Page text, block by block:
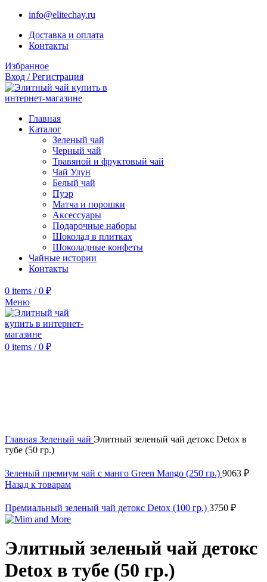
info@elitechay.ru
Доставка и оплата
Контакты
Избранное
Вход / Регистрация
Главная
Каталог
Зеленый чай
Черный чай
Травяной и фруктовый чай
Чай Улун
Белый чай
Пуэр
Матча и порошки
Аксессуары
Подарочные наборы
Шоколад в плитках
Шоколадные конфеты
Чайные истории
Контакты
0 items / 0 ₽
Меню
0 items / 0 ₽
Главная Зеленый чай Элитный зеленый чай детокс Detox в
тубе (50 гр.)
Зеленый премиум чай с манго Green Mango (250 гр.) 9063 ₽
Назад к товарам
Премиальный зеленый чай детокс Detox (100 гр.) 3750 ₽
Элитный зеленый чай детокс
Detox в тубе (50 гр.)